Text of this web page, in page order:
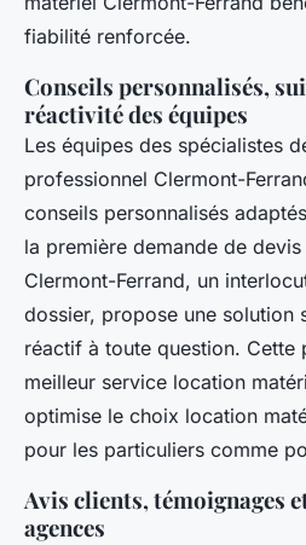
fiabilité renforcée.
Conseils personnalisés,
réactivité des équipes
Les équipes des spécialistes
professionnel Clermont-
conseils personnalisés
la première demande de
Clermont-Ferrand, un
dossier, propose une solution
réactif à toute question. Cette
meilleur service location
optimise le choix location
pour les particuliers comme
Avis clients, témoignages
agences